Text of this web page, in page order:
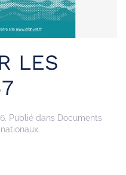
LES
. Publié dans Documents
nationaux.